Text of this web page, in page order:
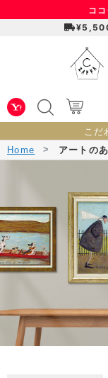
コ
こだ
Home
アートの